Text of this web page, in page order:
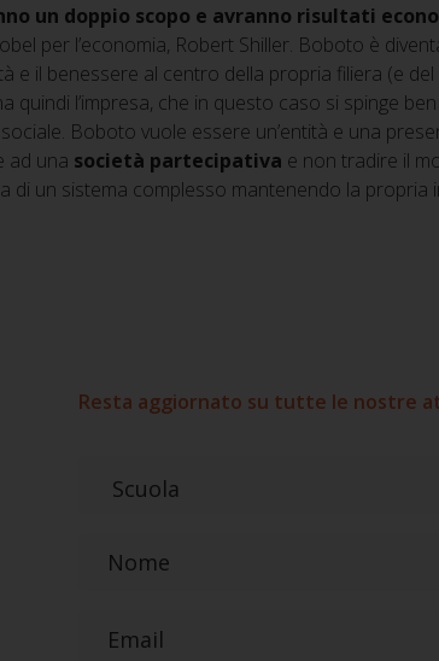
un doppio scopo e avranno risultati
per l’economia, Robert Shiller. Boboto è
e il benessere al centro della propria filiera (e
quindi l’impresa, che in questo caso si spinge
Boboto vuole essere un’entità e una
ad una società partecipativa e non tradire il
di un sistema complesso mantenendo la propria
Resta aggiornato su tutte le nostre